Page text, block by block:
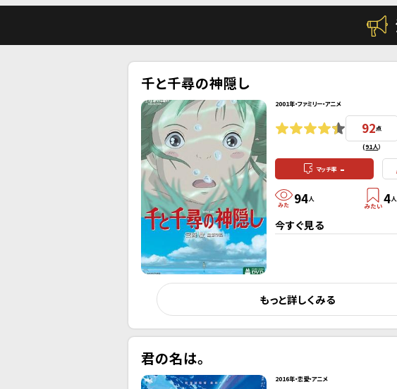
千と千尋の神隠し
2001年・ファミリー・アニメ
92点
(91人）
マッチ率 -
94人 4人
今すぐ見る
もっと詳しくみる
君の名は。
2016年・恋愛・アニメ